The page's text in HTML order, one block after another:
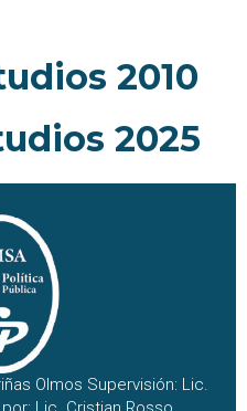
2010
2025
Olmos Supervisión: Lic.